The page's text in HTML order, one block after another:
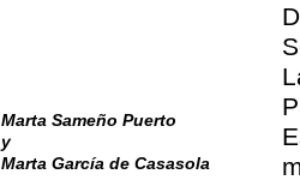
Marta Sameño Puerto
y
Marta García de Casasola